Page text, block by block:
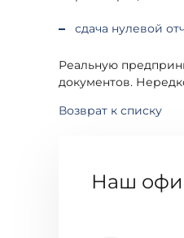
сдача нулевой
Реальную
документов.
Возврат к списку
Наш